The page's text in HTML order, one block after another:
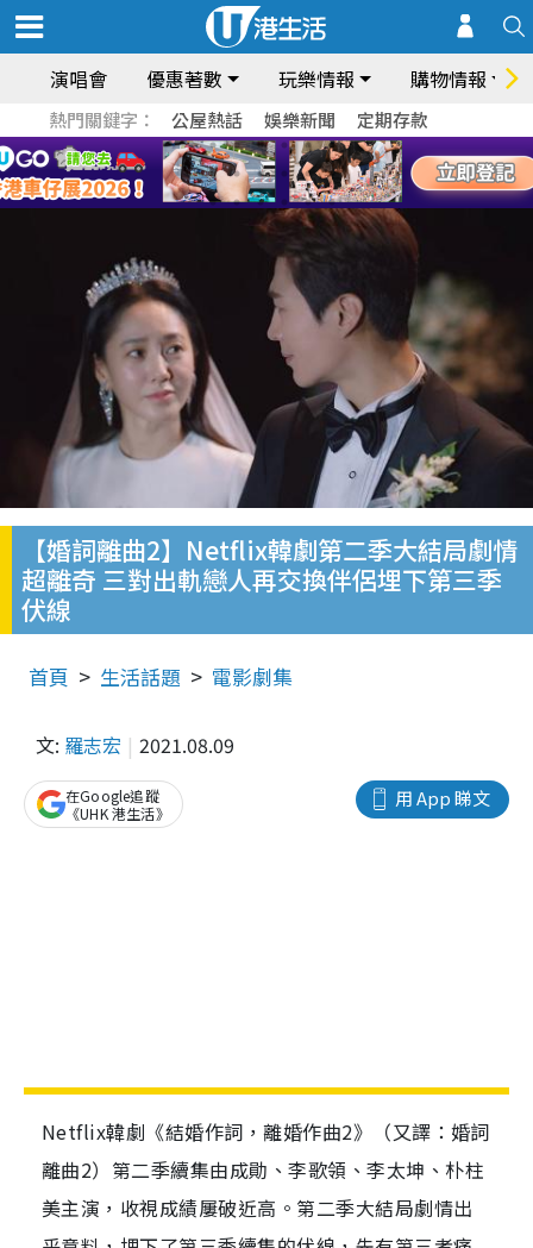
演唱會 優惠著數 玩樂情報 購物情報
熱門關鍵字： 公屋熱話 娛樂新聞 定期存款
【婚詞離曲2】Netflix韓劇第二季大結局劇情
超離奇 三對出軌戀人再交換伴侶埋下第三季
伏線
首頁 生活話題 電影劇集
文: 羅志宏 2021.08.09
用 App 睇文
在Google追蹤
《UHK 港生活》
Netflix韓劇《結婚作詞，離婚作曲2》（又譯：婚詞
離曲2）第二季續集由成勛、李歌領、李太坤、朴柱
美主演，收視成績屢破近高。第二季大結局劇情出